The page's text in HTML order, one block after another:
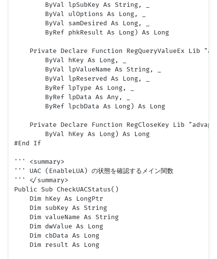
        ByVal lpSubKey As String, _
        ByVal ulOptions As Long, _
        ByVal samDesired As Long, _
        ByRef phkResult As Long) As Long
Private Declare Function RegQueryValueEx Lib
        ByVal hKey As Long, _
        ByVal lpValueName As String, _
        ByVal lpReserved As Long, _
        ByRef lpType As Long, _
        ByRef lpData As Any, _
        ByRef lpcbData As Long) As Long
Private Declare Function RegCloseKey Lib
        ByVal hKey As Long) As Long
#End If
''' <summary>
''' UAC (EnableLUA) の状態を確認するメイン関数
''' </summary>
Public Sub CheckUACStatus()
    Dim hKey As LongPtr
    Dim subKey As String
    Dim valueName As String
    Dim dwValue As Long
    Dim cbData As Long
    Dim result As Long